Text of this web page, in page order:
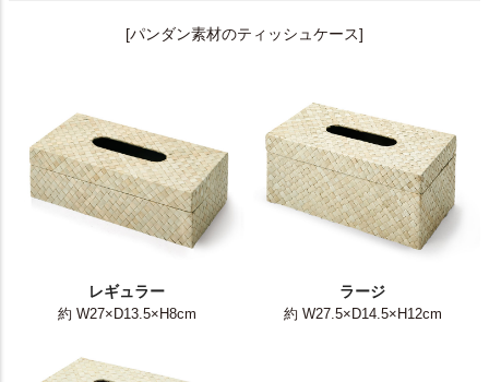
[パンダン素材のティッシュケース]
レギュラー
約 W27×D13.5×H8cm
ラージ
約 W27.5×D14.5×H12cm